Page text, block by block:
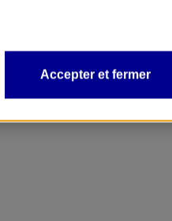
Accepter et fermer